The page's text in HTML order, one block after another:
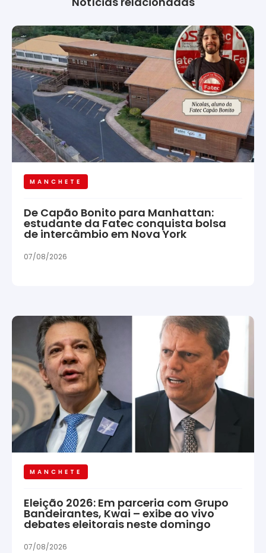
MANCHETE
De Capão Bonito para Manhattan:
estudante da Fatec conquista bolsa
de intercâmbio em Nova York
07/08/2026
MANCHETE
Eleição 2026: Em parceria com Grupo
Bandeirantes, Kwai – exibe ao vivo
debates eleitorais neste domingo
07/08/2026